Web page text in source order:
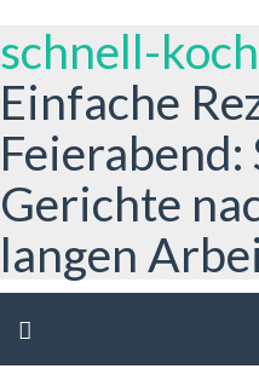
schnell-
Einfache
Feierabend:
Gerichte
langen